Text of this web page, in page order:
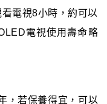
電視8小時，約可以
電視使用壽命略
，若保養得宜，可以